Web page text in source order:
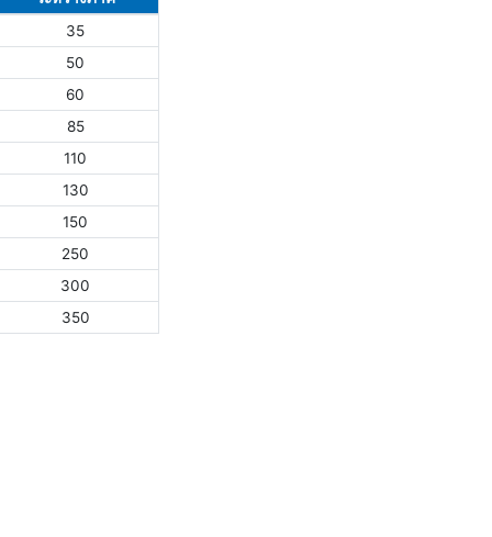
35
50
60
85
110
130
150
250
300
350